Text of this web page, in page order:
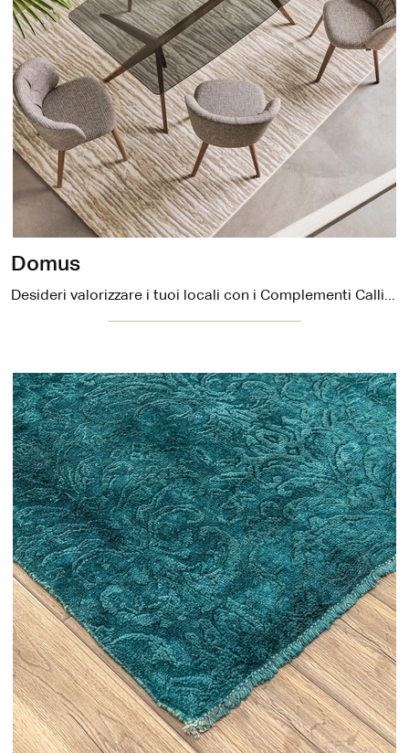
Domus
Desideri valorizzare i tuoi locali con i Complementi Calligaris? Ti presentiamo vari modelli di tappeti in tessuto come Domus.